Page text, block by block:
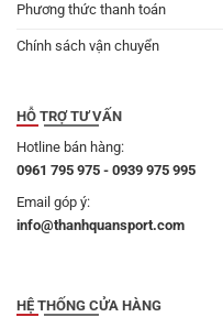
Phương thức thanh toán
Chính sách vận chuyển
HỖ TRỢ TƯ VẤN
Hotline bán hàng:
0961 795 975 - 0939 975 995
Email góp ý:
info@thanhquansport.com
HỆ THỐNG CỬA HÀNG